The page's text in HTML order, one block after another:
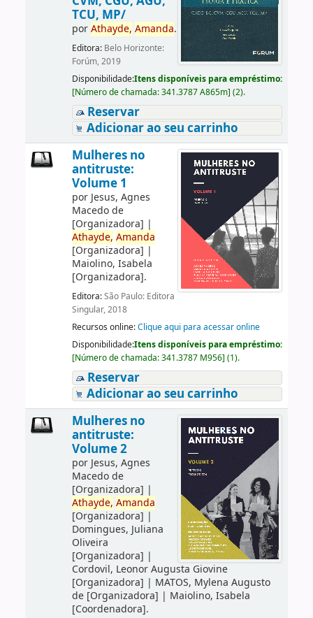
TCU, MP/
porAthayde, Amanda.
Editora: Belo Horizonte:
Forúm, 2019
Disponibilidade:Itens disponíveis para empréstimo:
[Número de chamada:341.3787 A865m] (2).
Reservar
Adicionar ao seu carrinho
Mulheres no
antitruste:
Volume 1
porJesus, Agnes
Macedo de
[Organizadora] |
Athayde, Amanda
[Organizadora] |
Maiolino, Isabela
[Organizadora].
Editora:São Paulo: Editora
Singular, 2018
Recursos online:Clique aqui para acessar online
Disponibilidade:Itens disponíveis para empréstimo:
[Número de chamada:341.3787 M956] (1).
Reservar
Adicionar ao seu carrinho
Mulheres no
antitruste:
Volume 2
porJesus, Agnes
Macedo de
[Organizadora] |
Athayde, Amanda
[Organizadora] |
Domingues, Juliana
Oliveira
[Organizadora] |
Cordovil, Leonor Augusta Giovine
[Organizadora] | MATOS, Mylena Augusto
de[Organizadora] | Maiolino, Isabela
[Coordenadora].